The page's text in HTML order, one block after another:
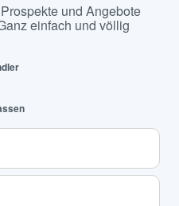
und Angebote
einfach und völlig